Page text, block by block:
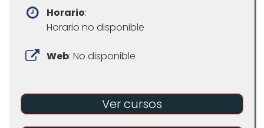
Horario:
Horario no disponible
Web: No disponible
Ver cursos